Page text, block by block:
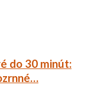
do 30 minút: